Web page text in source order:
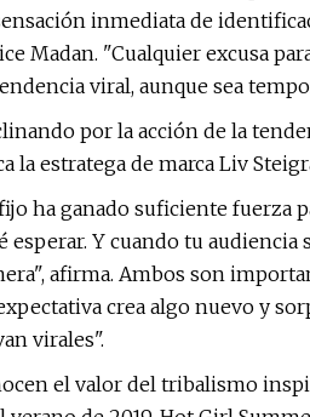
inmediata de
Madan. "Cualquier excusa
viral, aunque sea
por la acción de la
la estratega de marca Liv
ha ganado suficiente fuerza
esperar. Y cuando tu
afirma. Ambos son
crea algo nuevo y
virales".
el valor del tribalismo